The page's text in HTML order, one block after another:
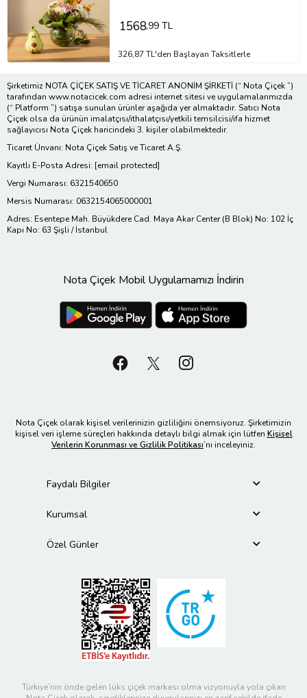
1568,99 TL
326,87 TL'den Başlayan Taksitlerle
Şirketimiz NOTA ÇİÇEK SATIŞ VE TİCARET ANONİM ŞİRKETİ (“ Nota Çiçek ”)
tarafından www.notacicek.com adresi internet sitesi ve uygulamalarımızda
(“ Platform ”) satışa sunulan ürünler aşağıda yer almaktadır. Satıcı Nota
Çiçek olsa da ürünün imalatçısı/ithalatçısı/yetkili temsilcisi/ifa hizmet
sağlayıcısı Nota Çiçek haricindeki 3. kişiler olabilmektedir.
Ticaret Ünvanı: Nota Çiçek Satış ve Ticaret A.Ş.
Kayıtlı E-Posta Adresi: [email protected]
Vergi Numarası: 6321540650
Mersis Numarası: 0632154065000001
Adres: Esentepe Mah. Büyükdere Cad. Maya Akar Center (B Blok) No: 102 İç
Kapı No: 63 Şişli / İstanbul
Nota Çiçek Mobil Uygulamamızı İndirin
Nota Çiçek olarak kişisel verilerinizin gizliliğini önemsiyoruz. Şirketimizin
kişisel veri işleme süreçleri hakkında detaylı bilgi almak için lütfen Kişisel
Verilerin Korunması ve Gizlilik Politikası’nı inceleyiniz.
Faydalı Bilgiler
Kurumsal
Özel Günler
Türkiye’nin önde gelen lüks çiçek markası olma vizyonuyla yola çıkan